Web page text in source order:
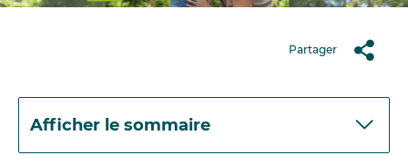
Partager
Afficher le sommaire